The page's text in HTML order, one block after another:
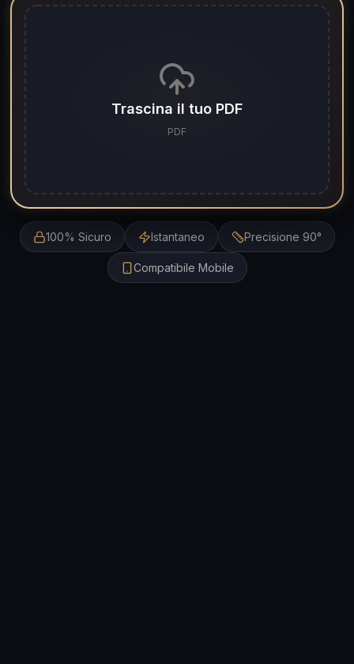
Trascina il tuo PDF
PDF
100% Sicuro Istantaneo Precisione 90°
Compatibile Mobile